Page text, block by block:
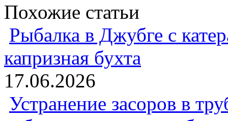
Похожие статьи
Рыбалка в Джубге с
капризная бухта
17.06.2026
Устранение засоров в